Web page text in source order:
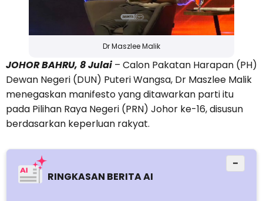
Dr Maszlee Malik
JOHOR BAHRU, 8 Julai– Calon Pakatan Harapan (PH)
Dewan Negeri (DUN) Puteri Wangsa, Dr Maszlee Malik
menegaskan manifesto yang ditawarkan parti itu
pada Pilihan Raya Negeri (PRN) Johor ke-16, disusun
berdasarkan keperluan rakyat.
RINGKASAN BERITA AI
−